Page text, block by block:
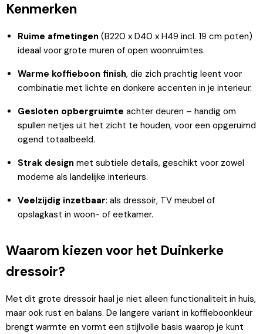
Kenmerken
Ruime afmetingen (B220 x D40 x H49 incl. 19 cm poten)
ideaal voor grote muren of open woonruimtes.
Warme koffieboon finish, die zich prachtig leent voor
combinatie met lichte en donkere accenten in je interieur.
Gesloten opbergruimte achter deuren – handig om
spullen netjes uit het zicht te houden, voor een opgeruimd
ogend totaalbeeld.
Strak design met subtiele details, geschikt voor zowel
moderne als landelijke interieurs.
Veelzijdig inzetbaar: als dressoir, TV meubel of
opslagkast in woon- of eetkamer.
Waarom kiezen voor het Duinkerke
dressoir?
Met dit grote dressoir haal je niet alleen functionaliteit in huis,
maar ook rust en balans. De langere variant in koffieboonkleur
brengt warmte en vormt een stijlvolle basis waarop je kunt